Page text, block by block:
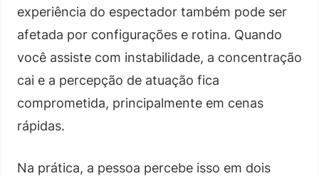
experiência do espectador também pode ser
afetada por configurações e rotina. Quando
você assiste com instabilidade, a concentração
cai e a percepção de atuação fica
comprometida, principalmente em cenas
rápidas.
Na prática, a pessoa percebe isso em dois